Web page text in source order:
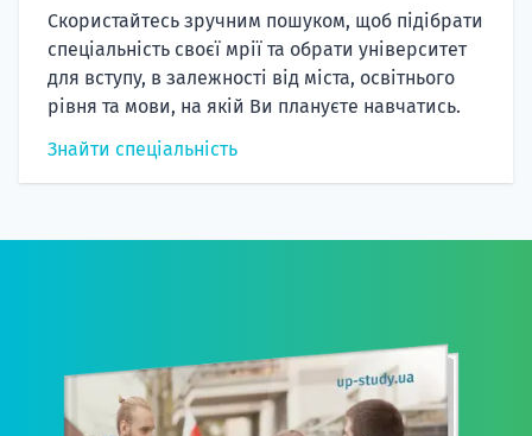
Скористайтесь зручним пошуком, щоб підібрати
спеціальність своєї мрії та обрати університет
для вступу, в залежності від міста, освітнього
рівня та мови, на якій Ви плануєте навчатись.
Знайти спеціальність